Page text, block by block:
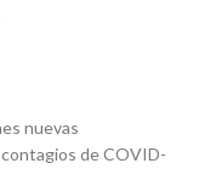
nuevas
de COVID-